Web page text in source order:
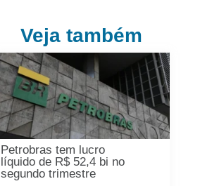
Veja também
Petrobras tem lucro
líquido de R$ 52,4 bi no
segundo trimestre